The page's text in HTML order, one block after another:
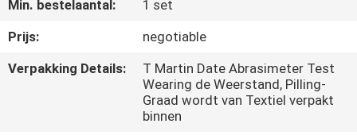
KWALITEITSCONTROLE
CONTACTEER
Min. bestelaantal:
1 set
Prijs:
negotiable
Verpakking Details:
T Martin Date Abrasimeter Test
Wearing de Weerstand, Pilling-
Graad wordt van Textiel verpakt
binnen